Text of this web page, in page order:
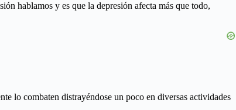
hablamos y es que la depresión afecta más que todo,
lo combaten distrayéndose un poco en diversas actividades